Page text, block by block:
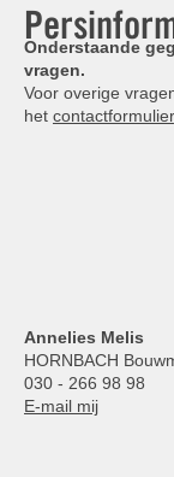
Onderstaande
vragen.
Voor overige
het contactformulier
Annelies Melis
HORNBACH
030 - 266 98 98
E-mail mij